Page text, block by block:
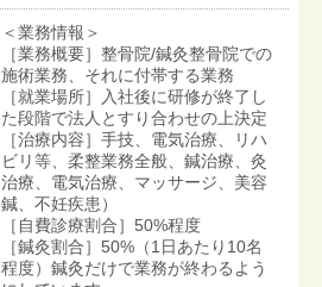
＜業務情報＞
［業務概要］整骨院/鍼灸整骨院での
施術業務、それに付帯する業務
［就業場所］入社後に研修が終了し
た段階で法人とすり合わせの上決定
［治療内容］手技、電気治療、リハ
ビリ等、柔整業務全般、鍼治療、灸
治療、電気治療、マッサージ、美容
鍼、不妊疾患）
［自費診療割合］50%程度
［鍼灸割合］50%（1日あたり10名
程度）鍼灸だけで業務が終わるよう